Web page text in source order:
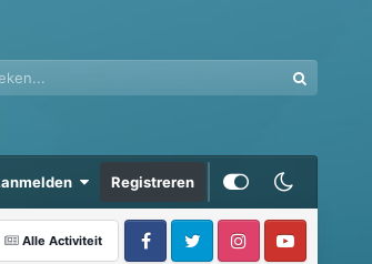
Registreren
Alle Activiteit